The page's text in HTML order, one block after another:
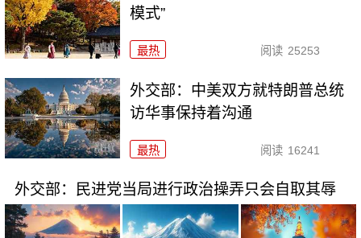
模式”
最热 阅读 25253
外交部：中美双方就特朗普总统
访华事保持着沟通
最热 阅读 16241
外交部：民进党当局进行政治操弄只会自取其辱